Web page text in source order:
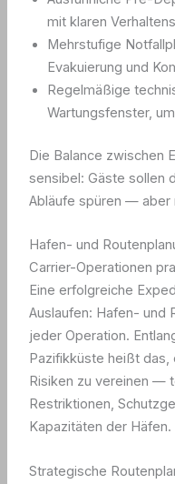
mit klaren
Mehrstufige
Evakuierung und
Regelmäßige
Wartungsfenster,
Die Balance zwischen
sensibel: Gäste sollen
Abläufe spüren — aber
Hafen- und
Carrier-Operationen
Eine erfolgreiche
Auslaufen: Hafen- und
jeder Operation.
Pazifikküste heißt das,
Risiken zu vereinen —
Restriktionen,
Kapazitäten der Häfen.
Strategische